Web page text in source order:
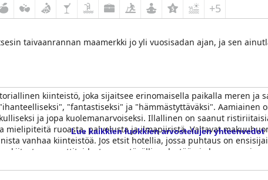
+5
taivaanrannan maamerkki jo yli vuosisadan ajan, ja sen
kiinteistö, joka sijaitsee erinomaisella paikalla meren ja
"fantastiseksi" ja "hämmästyttäväksi". Aamiainen
ja jopa kuolemanarvoiseksi. Illallinen on saanut
mielipiteitä ruoasta, palvelusta ja ilmapiiristä. Valtavat
vanhaa kiinteistöä. Jos etsit hotellia, jossa puhtaus on
kiitosta ammattitaidostaan, ystävällisyydestään ja
Kreikan kauneimmista hotelleista. Kaiken kaikkiaan
poikkeuksellisia tiloja ja palveluita, jotka tekevät
Lue kaikkien luokkien arvostelujen yhteenvedot